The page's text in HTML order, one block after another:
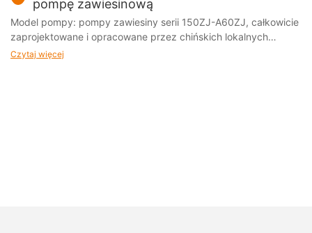
pompę zawiesinową
Model pompy: pompy zawiesiny serii 150ZJ-A60ZJ, całkowicie
zaprojektowane i opracowane przez chińskich lokalnych
inżynierów, są pompami zawiesiny o wysokiej zawartości
Czytaj więcej